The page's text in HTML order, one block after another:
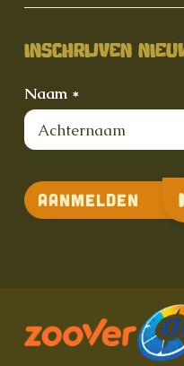
INSCHRIJVEN
Naam *
Aanmelden